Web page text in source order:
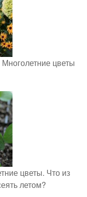
цветы
цветы. Что из
летом?